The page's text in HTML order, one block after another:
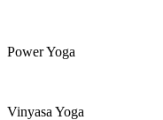
Power Yoga
Vinyasa Yoga